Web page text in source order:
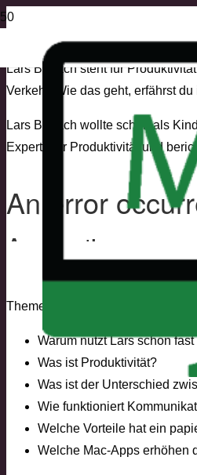
Lars Bobach steht für
Verkehr. Wie das geht, erfährst
Lars Bobach wollte schon als
Experte für Produktivität und
Themen im Interview sind unter
Warum nutzt Lars schon
Was ist Produktivität?
Was ist der Unterschied
Wie funktioniert
Welche Vorteile hat ein
Welche Mac-Apps erhöhen